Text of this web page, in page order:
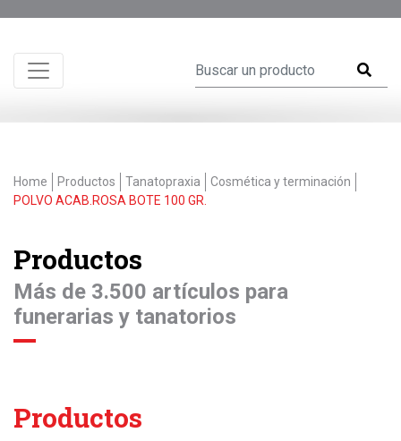
Home Productos Tanatopraxia
Cosmética y terminación
POLVO ACAB.ROSA BOTE 100 GR.
Productos
Más de 3.500 artículos para
funerarias y tanatorios
Productos